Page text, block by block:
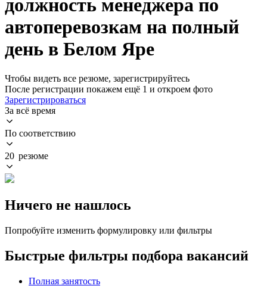
должность менеджера по
автоперевозкам на полный
день в Белом Яре
Чтобы видеть все резюме, зарегистрируйтесь
После регистрации покажем ещё 1 и откроем фото
Зарегистрироваться
За всё время
По соответствию
20 резюме
Ничего не нашлось
Попробуйте изменить формулировку или фильтры
Быстрые фильтры подбора вакансий
Полная занятость